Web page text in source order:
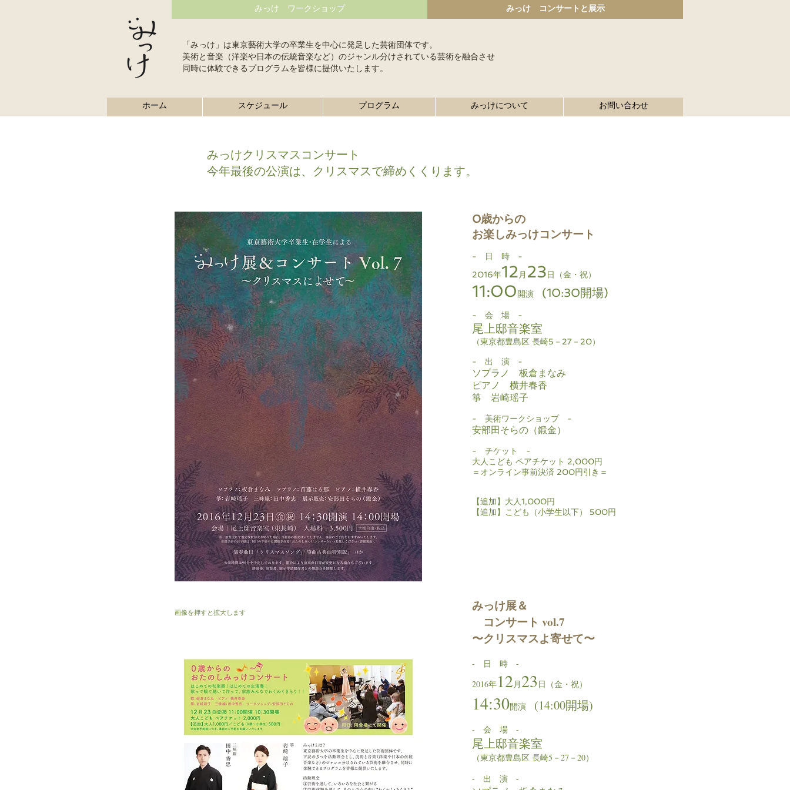
みっけ ワークショップ みっけ コンサートと展示
「みっけ」は東京藝術大学の卒業生を中心に発足した芸術団体です。
美術と音楽（洋楽や日本の伝統音楽など）のジャンル分けされている芸術を融合させ
同時に体験できるプログラムを皆様に提供いたします。
ホーム スケジュール プログラム みっけについて お問い合わせ
みっけクリスマスコンサート
今年最後の公演は、クリスマスで締めくくります。
画像を押すと拡大します
0歳からの
お楽しみっけコンサート
- 日 時 -
2016年12 月 23日（金・祝）
11:00 開演 (10:30開場)
- 会 場 -
尾上邸音楽室
（東京都豊島区 長崎5－27－20）
- 出 演 -
ソプラノ 板倉まなみ
ピアノ 横井春香
箏 岩崎瑶子
- 美術ワークショップ -
安部田そらの（鍛金）
- チケット -
大人こども ペアチケット 2,000円
​＝オンライン事前決済 200円引き＝
【追加】大人1,000円
【追加】こども（小学生以下） 500円
みっけ展＆
コンサート vol.7
〜クリスマスよ寄せて〜
- 日 時 -
2016年12月 23 日（金・祝）
14:30開演 (14:00開場)
- 会 場 -
尾上邸音楽室
（東京都豊島区 長崎5－27－20）
- 出 演 -